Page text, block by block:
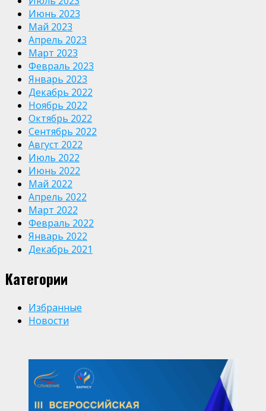
Июнь 2023
Май 2023
Апрель 2023
Март 2023
Февраль 2023
Январь 2023
Декабрь 2022
Ноябрь 2022
Октябрь 2022
Сентябрь 2022
Август 2022
Июль 2022
Июнь 2022
Май 2022
Апрель 2022
Март 2022
Февраль 2022
Январь 2022
Декабрь 2021
Категории
Избранные
Новости